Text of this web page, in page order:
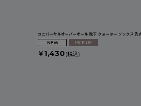
ユニバーサルオーバーオール 靴下 クォーター ソックス
￥ 1,430 (税込)